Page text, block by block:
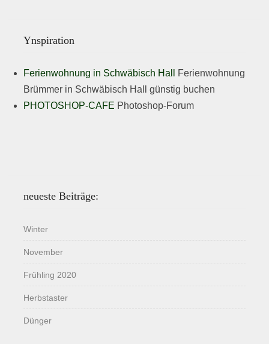
Ynspiration
Ferienwohnung in Schwäbisch Hall
Ferienwohnung
Brümmer in Schwäbisch Hall günstig buchen
PHOTOSHOP-CAFE Photoshop-Forum
neueste Beiträge:
Winter
November
Frühling 2020
Herbstaster
Dünger